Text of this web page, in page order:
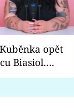
opět
Biasiol.
falešná a